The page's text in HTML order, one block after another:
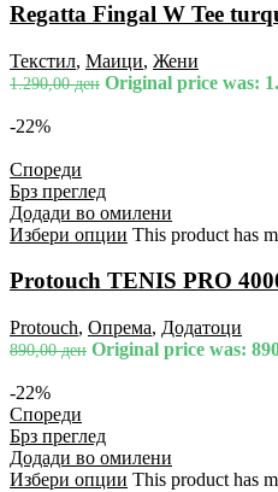
Regatta Fingal W Tee
Текстил, Маици, Жени
1.290,00ден Original price was:
-22%
Спореди
Брз преглед
Додади во омилени
Избери опции This product has
Protouch TENIS PRO
Protouch, Опрема, Додатоци
890,00ден Original price was:
-22%
Спореди
Брз преглед
Додади во омилени
Избери опции This product has